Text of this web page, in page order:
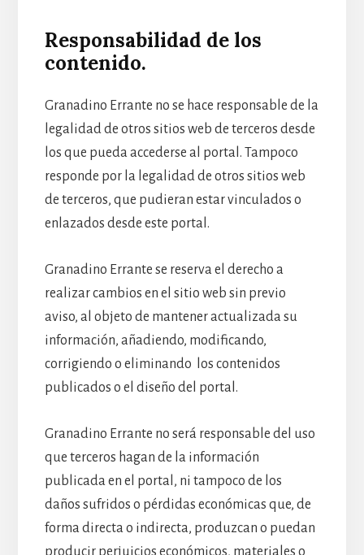
Responsabilidad de los
contenido.
Granadino Errante no se hace responsable de la
legalidad de otros sitios web de terceros desde
los que pueda accederse al portal. Tampoco
responde por la legalidad de otros sitios web
de terceros, que pudieran estar vinculados o
enlazados desde este portal.
Granadino Errante se reserva el derecho a
realizar cambios en el sitio web sin previo
aviso, al objeto de mantener actualizada su
información, añadiendo, modificando,
corrigiendo o eliminando los contenidos
publicados o el diseño del portal.
Granadino Errante no será responsable del uso
que terceros hagan de la información
publicada en el portal, ni tampoco de los
daños sufridos o pérdidas económicas que, de
forma directa o indirecta, produzcan o puedan
producir perjuicios económicos, materiales o